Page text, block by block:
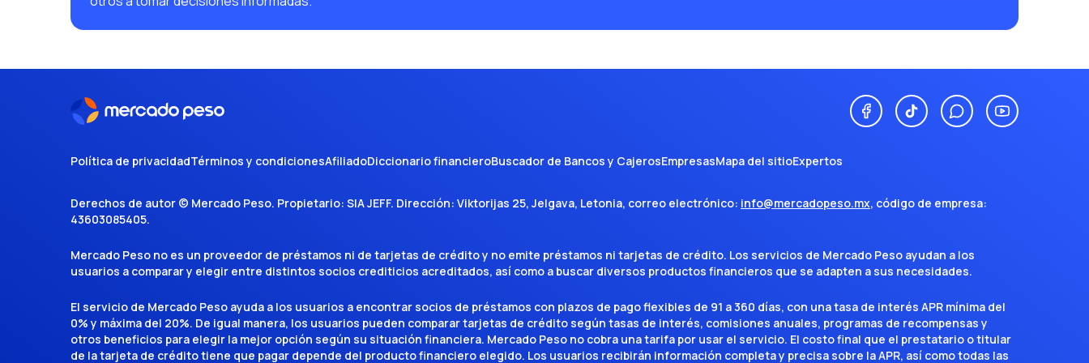
Aumenta tu línea de crédito Obtén más en tu
Política de privacidadTérminos y condicionesAfiliadoDiccionario financieroBuscador de Bancos y CajerosEmpresasMapa del sitioExpertos
Derechos de autor © Mercado Peso. Propietario: SIA JEFF. Dirección: Viktorijas 25, Jelgava, Letonia, correo electrónico: info@mercadopeso.mx, código de empresa:
43603085405.
Mercado Peso no es un proveedor de préstamos ni de tarjetas de crédito y no emite préstamos ni tarjetas de crédito. Los servicios de Mercado Peso ayudan a los
usuarios a comparar y elegir entre distintos socios crediticios acreditados, así como a buscar diversos productos financieros que se adapten a sus necesidades.
El servicio de Mercado Peso ayuda a los usuarios a encontrar socios de préstamos con plazos de pago flexibles de 91 a 360 días, con una tasa de interés APR mínima del
0% y máxima del 20%. De igual manera, los usuarios pueden comparar tarjetas de crédito según tasas de interés, comisiones anuales, programas de recompensas y
otros beneficios para elegir la mejor opción según su situación financiera. Mercado Peso no cobra una tarifa por usar el servicio. El costo final que el prestatario o titular
de la tarjeta de crédito tiene que pagar depende del producto financiero elegido. Los usuarios recibirán información completa y precisa sobre la APR, así como todas las